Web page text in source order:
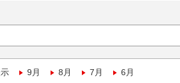
9月 8月 7月 6月